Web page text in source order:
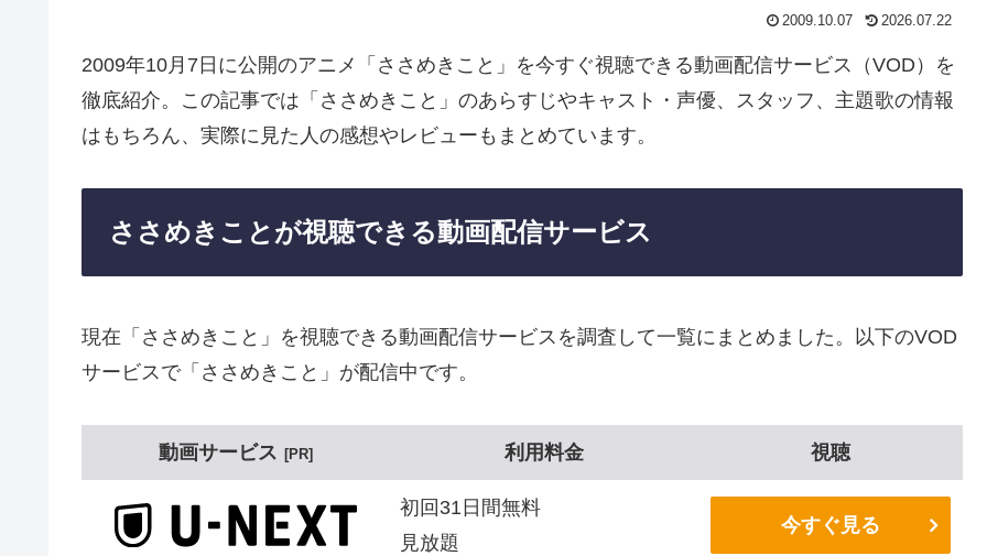
2009.10.07 2026.07.22
2009年10月7日に公開のアニメ「ささめきこと」を今すぐ視聴できる動画配信サービス（VOD）を
徹底紹介。この記事では「ささめきこと」のあらすじやキャスト・声優、スタッフ、主題歌の情報
はもちろん、実際に見た人の感想やレビューもまとめています。
ささめきことが視聴できる動画配信サービス
現在「ささめきこと」を視聴できる動画配信サービスを調査して一覧にまとめました。以下のVOD
サービスで「ささめきこと」が配信中です。
動画サービス PR 利用料金 視聴
初回31日間無料
見放題
今すぐ見る